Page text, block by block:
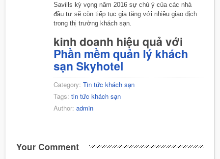
Savills kỳ vọng năm 2016 sự chú ý của các nhà
đầu tư sẽ còn tiếp tục gia tăng với nhiều giao dịch
trong thị trường khách sạn.
kinh doanh hiệu quả với
Phần mềm quản lý khách
sạn Skyhotel
Category: Tin tức khách sạn
Tags: tin tức khách sạn
Author: admin
Your Comment